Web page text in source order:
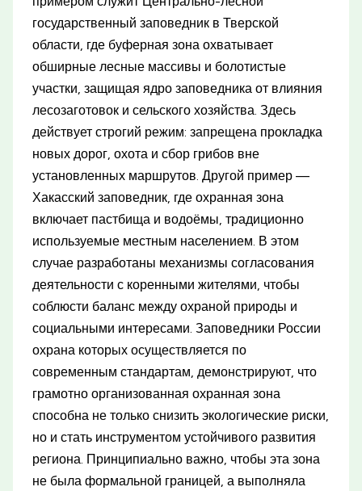
государственный заповедник в Тверской
области, где буферная зона охватывает
обширные лесные массивы и болотистые
участки, защищая ядро заповедника от влияния
лесозаготовок и сельского хозяйства. Здесь
действует строгий режим: запрещена прокладка
новых дорог, охота и сбор грибов вне
установленных маршрутов. Другой пример —
Хакасский заповедник, где охранная зона
включает пастбища и водоёмы, традиционно
используемые местным населением. В этом
случае разработаны механизмы согласования
деятельности с коренными жителями, чтобы
соблюсти баланс между охраной природы и
социальными интересами. Заповедники России
охрана которых осуществляется по
современным стандартам, демонстрируют, что
грамотно организованная охранная зона
способна не только снизить экологические риски,
но и стать инструментом устойчивого развития
региона. Принципиально важно, чтобы эта зона
не была формальной границей, а выполняла